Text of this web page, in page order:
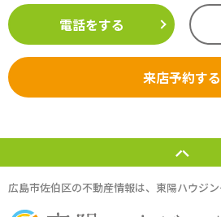
電話をする
来店予約する
広島市佐伯区の不動産情報は、東陽ハウジ